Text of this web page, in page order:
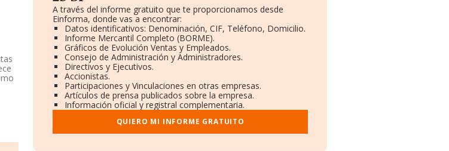
A través del informe gratuito que te proporcionamos desde
Einforma, donde vas a encontrar:
Datos identificativos: Denominación, CIF, Teléfono, Domicilio.
Informe Mercantil Completo (BORME).
Gráficos de Evolución Ventas y Empleados.
Consejo de Administración y Administradores.
Directivos y Ejecutivos.
Accionistas.
Participaciones y Vinculaciones en otras empresas.
Artículos de prensa publicados sobre la empresa.
Información oficial y registral complementaria.
QUIERO MI INFORME GRATUITO